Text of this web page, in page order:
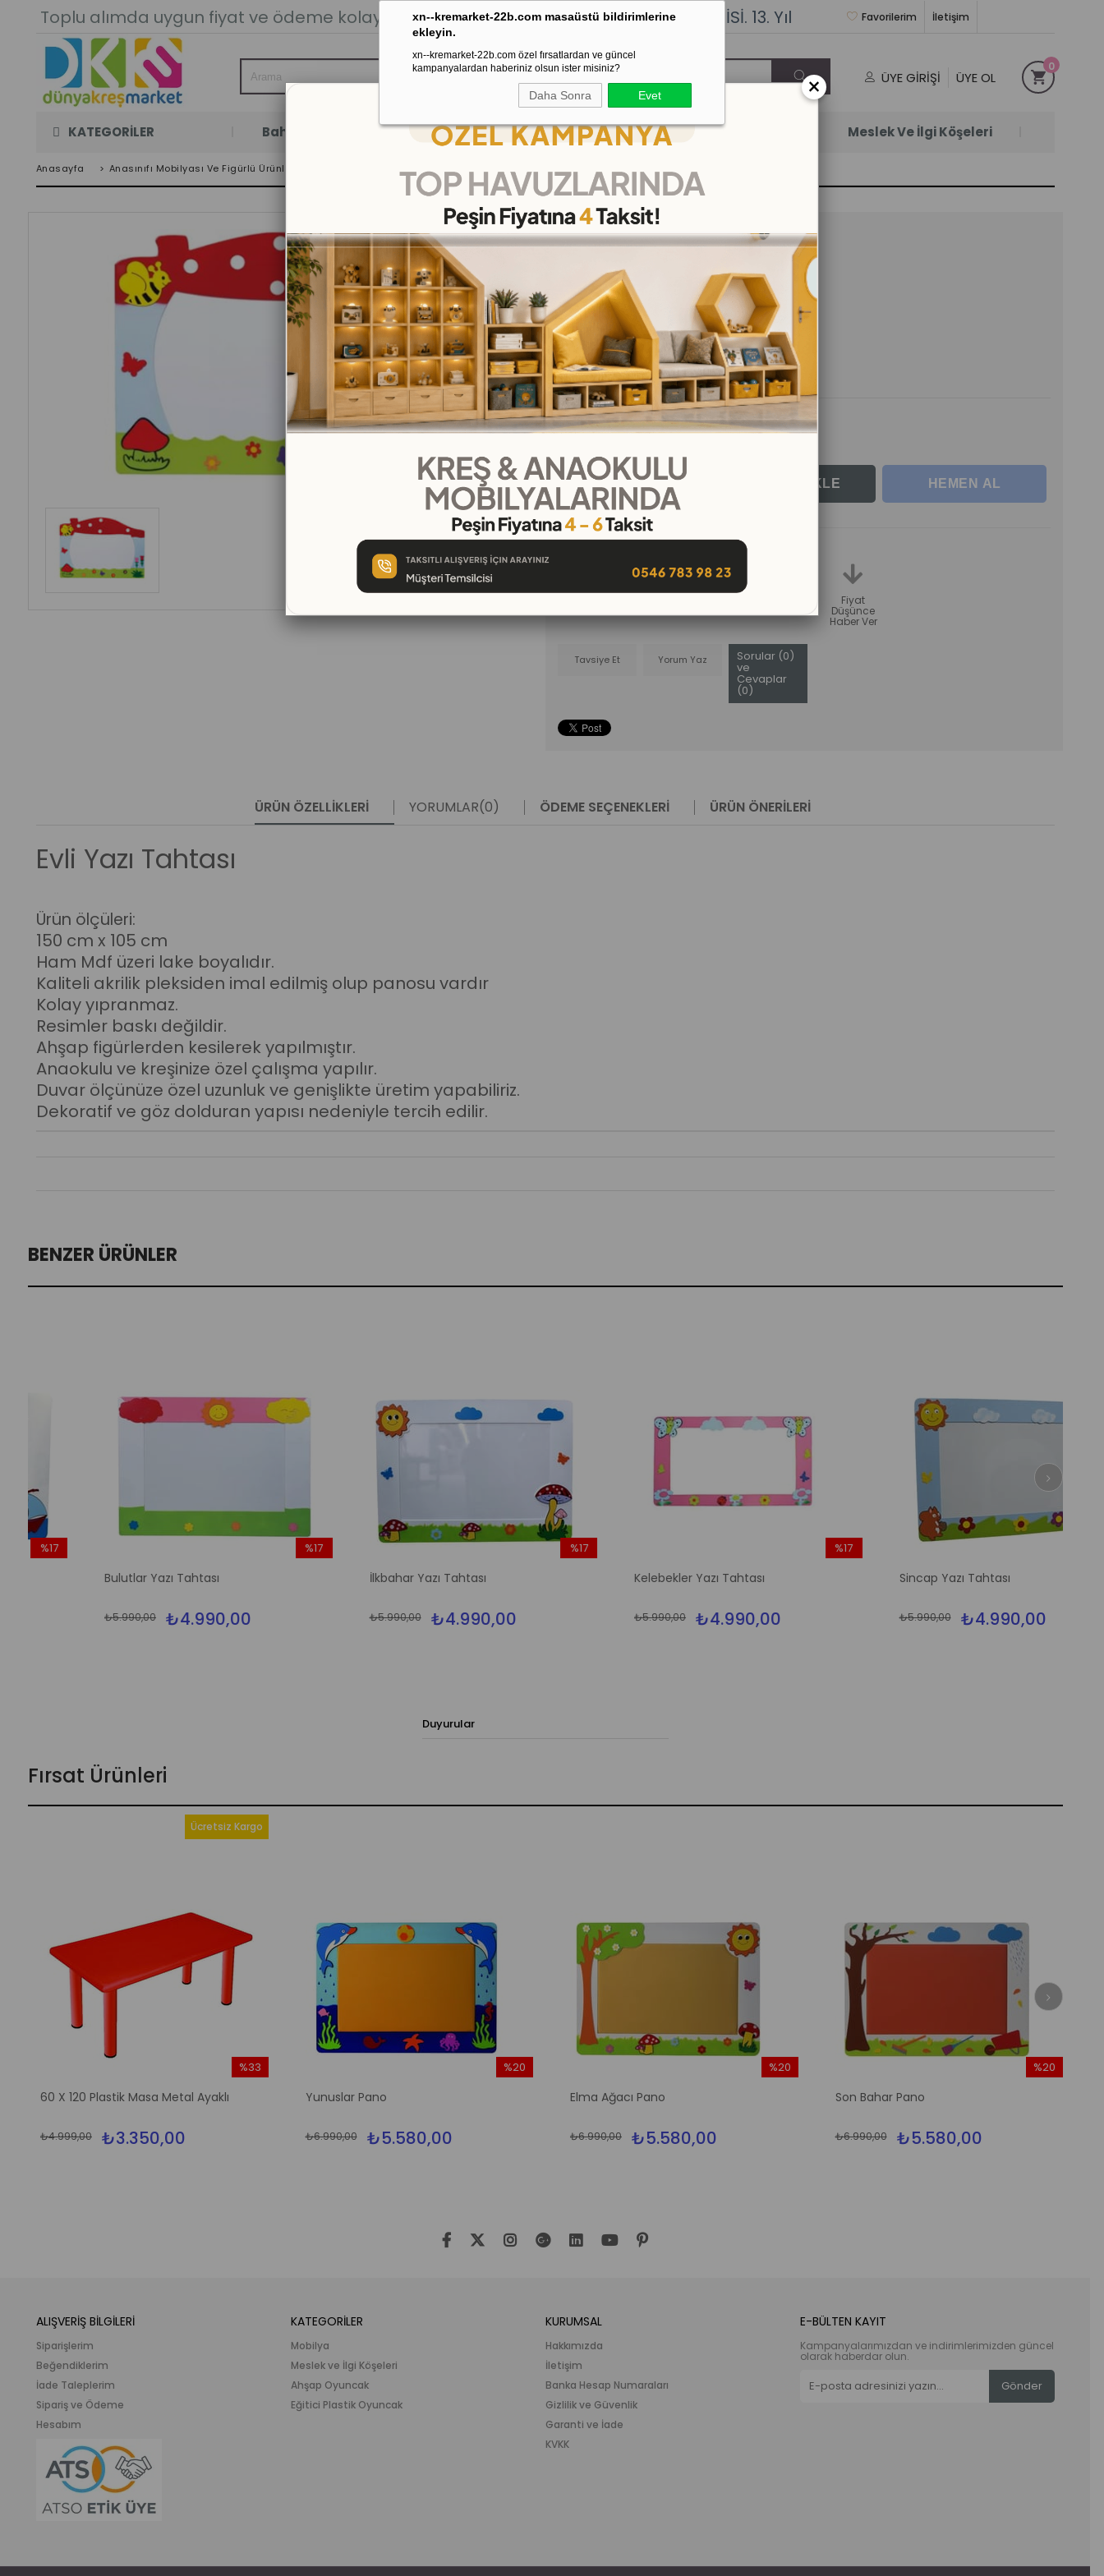
xn--kremarket-22b.com masaüstü bildirimlerine
ekleyin.
xn--kremarket-22b.com özel fırsatlardan ve güncel
kampanyalardan haberiniz olsun ister misiniz?
Daha Sonra Evet
Toplu alımda uygun fiyat ve ödeme kolaylığı. Stoktan Gönderim.% 100İADEGARANTİSİ. 13. Yıl İletişim
Favorilerim
ÜYE GIRIŞI ÜYE OL
0
KATEGORİLER Bahçe Oyun Odası Kaydırak Salıncak Tahterevalli Çok Satanlar Meslek Ve İlgi Köşeleri
Anasayfa > Anasınıfı Mobilyası Ve Figürlü Ürünler
Mantar Ev Yazı Tahtası
(KMY025)
%
17
İNDIRIM
₺5.990,00 (KDV Dahil)
₺4.990,00 (KDV Dahil)
Tahmini Teslim Süresi:10 Gün İçinde Teslim
₺554,44 `den başlayan taksitlerle
Fiyat
Düşünce
Haber Ver
Tavsiye Et Yorum Yaz Sorular (0)
ve
Cevaplar
(0)
ÜRÜN ÖZELLIKLERI YORUMLAR(0) ÖDEME SEÇENEKLERI ÜRÜN ÖNERILERI
Evli Yazı Tahtası
Ürün ölçüleri:
150 cm x 105 cm
Ham Mdf üzeri lake boyalıdır.
Kaliteli akrilik pleksiden imal edilmiş olup panosu vardır
Kolay yıpranmaz.
Resimler baskı değildir.
Ahşap figürlerden kesilerek yapılmıştır.
Anaokulu ve kreşinize özel çalışma yapılır.
Duvar ölçünüze özel uzunluk ve genişlikte üretim yapabiliriz.
Dekoratif ve göz dolduran yapısı nedeniyle tercih edilir.
BENZER ÜRÜNLER
Bulutlar Yazı Tahtası
₺4.990,00
İlkbahar Yazı Tahtası
₺4.990,00
Kelebekler Yazı Tahtası
₺4.990,00
Sincap Yazı Tahtası
₺4.990,00
Duyurular
Fırsat Ürünleri
60 X 120 Plastik Masa Metal Ayaklı
₺3.350,00
₺4.999,00
%33
Ücretsiz Kargo
Yunuslar Pano
₺5.580,00
₺6.990,00
%20
Elma Ağacı Pano
₺5.580,00
₺6.990,00
%20
Son Bahar Pano
₺5.580,00
₺6.990,00
%20
ALIŞVERİŞ BİLGİLERİ
Siparişlerim
Beğendiklerim
İade Taleplerim
Sipariş ve Ödeme
Hesabım
KATEGORİLER
Mobilya
Meslek ve İlgi Köşeleri
Ahşap Oyuncak
Eğitici Plastik Oyuncak
KURUMSAL
Hakkımızda
İletişim
Banka Hesap Numaraları
Gizlilik ve Güvenlik
Garanti ve İade
KVKK
E-BÜLTEN KAYIT
Kampanyalarımızdan ve indirimlerimizden güncel
olarak haberdar olun.
Gönder
×